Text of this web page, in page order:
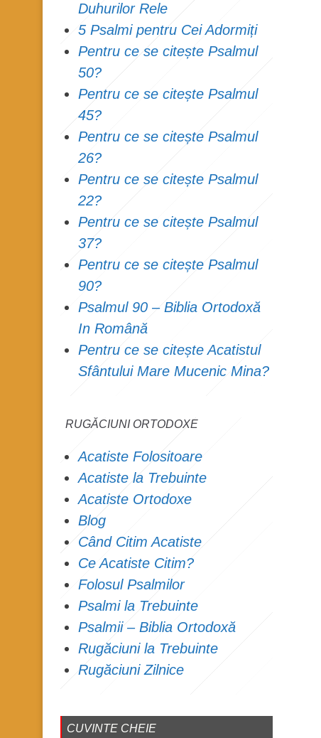
Duhurilor Rele
5 Psalmi pentru Cei Adormiți
Pentru ce se citește Psalmul
50?
Pentru ce se citește Psalmul
45?
Pentru ce se citește Psalmul
26?
Pentru ce se citește Psalmul
22?
Pentru ce se citește Psalmul
37?
Pentru ce se citește Psalmul
90?
Psalmul 90 – Biblia Ortodoxă
In Română
Pentru ce se citește Acatistul
Sfântului Mare Mucenic Mina?
RUGĂCIUNI ORTODOXE
Acatiste Folositoare
Acatiste la Trebuinte
Acatiste Ortodoxe
Blog
Când Citim Acatiste
Ce Acatiste Citim?
Folosul Psalmilor
Psalmi la Trebuinte
Psalmii – Biblia Ortodoxă
Rugăciuni la Trebuinte
Rugăciuni Zilnice
CUVINTE CHEIE